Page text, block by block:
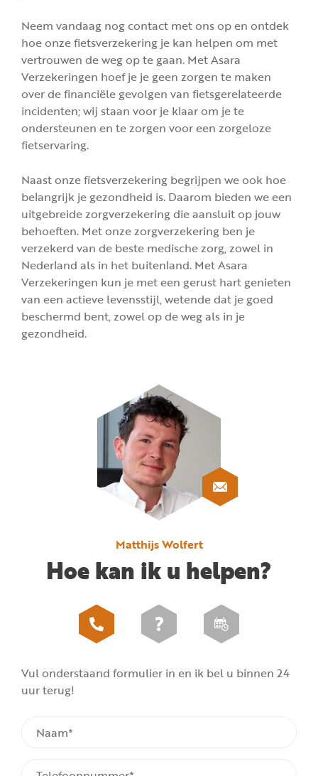
Neem vandaag nog contact met ons op en ontdek
hoe onze fietsverzekering je kan helpen om met
vertrouwen de weg op te gaan. Met Asara
Verzekeringen hoef je je geen zorgen te maken
over de financiële gevolgen van fietsgerelateerde
incidenten; wij staan voor je klaar om je te
ondersteunen en te zorgen voor een zorgeloze
fietservaring.
Naast onze fietsverzekering begrijpen we ook hoe
belangrijk je gezondheid is. Daarom bieden we een
uitgebreide zorgverzekering die aansluit op jouw
behoeften. Met onze zorgverzekering ben je
verzekerd van de beste medische zorg, zowel in
Nederland als in het buitenland. Met Asara
Verzekeringen kun je met een gerust hart genieten
van een actieve levensstijl, wetende dat je goed
beschermd bent, zowel op de weg als in je
gezondheid.
Matthijs Wolfert
Hoe kan ik u helpen?
Vul onderstaand formulier in en ik bel u binnen 24
uur terug!